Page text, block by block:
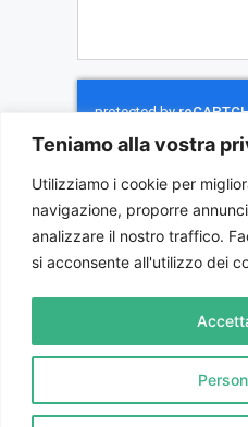
Teniamo alla vostra
Utilizziamo i cookie per
navigazione, proporre
analizzare il nostro traffico.
si acconsente all'utilizzo dei
INVIA
BMA CONSULTING S.C.Piazza
0172
P.IVA e C.F.